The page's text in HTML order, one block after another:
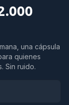
una cápsula
quienes
Sin ruido.